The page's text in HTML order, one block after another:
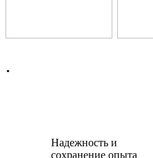
.
Надежность и
сохранение опыта